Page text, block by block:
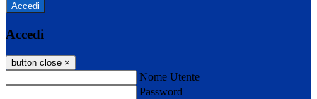
Accedi
Accedi
button close ×
Nome Utente
Password